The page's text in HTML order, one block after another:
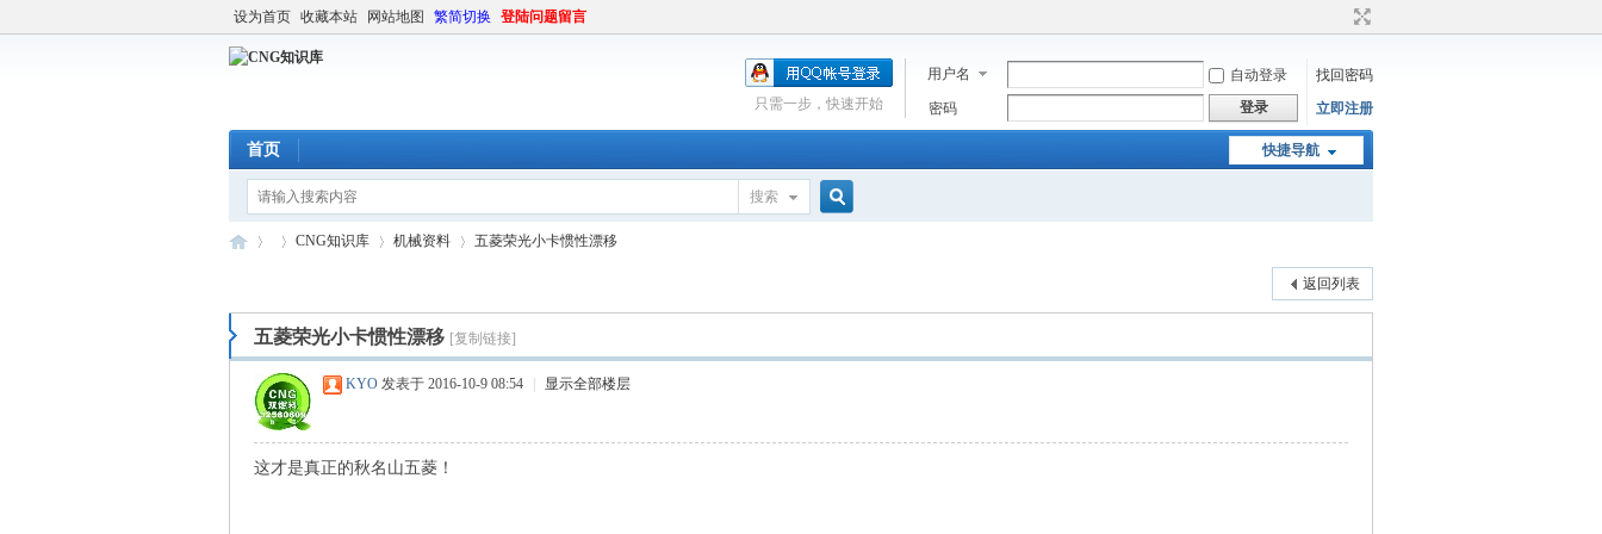
设为首页 收藏本站 网站地图 繁简切换 登陆问题留言
用户名 自动登录
找回密码
密码
登录 立即注册
只需一步，快速开始
快捷导航
首页
搜索
C » ›
CNG知识库
›
机械资料
›
五菱荣光小卡惯性漂移
返回列表
五菱荣光小卡惯性漂移 [复制链接]
KYO 发表于 2016-10-9 08:54 显示全部楼层
这才是真正的秋名山五菱！